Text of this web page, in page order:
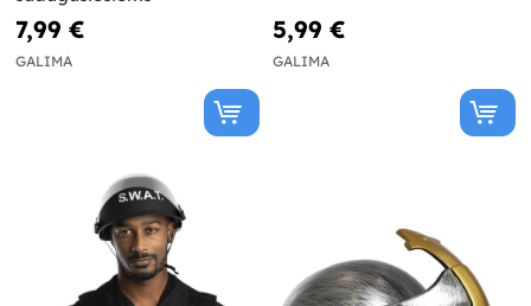
7,99 €
GALIMA
5,99 €
GALIMA